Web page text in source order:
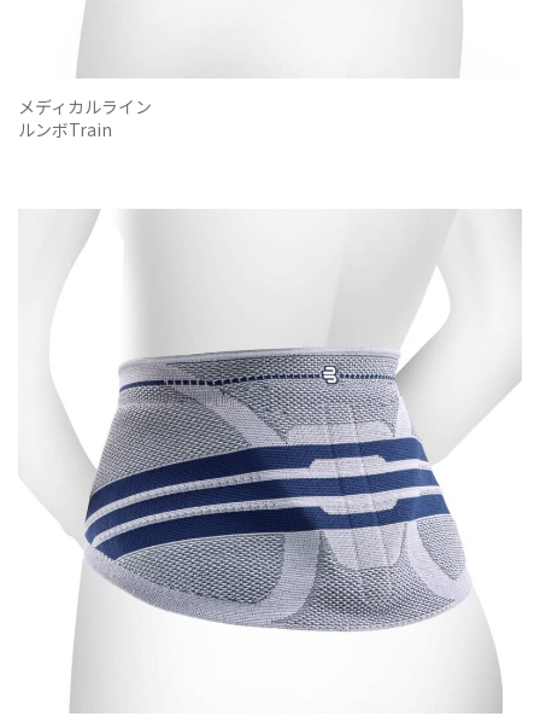
メディカルライン
ルンボTrain